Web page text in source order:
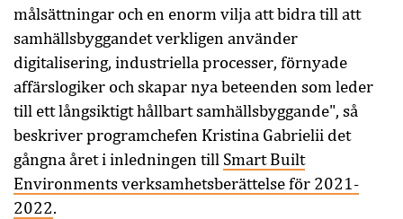
målsättningar och en enorm vilja att bidra till att
samhällsbyggandet verkligen använder
digitalisering, industriella processer, förnyade
affärslogiker och skapar nya beteenden som leder
till ett långsiktigt hållbart samhällsbyggande", så
beskriver programchefen Kristina Gabrielii det
gångna året i inledningen till Smart Built
Environments verksamhetsberättelse för 2021-
2022.